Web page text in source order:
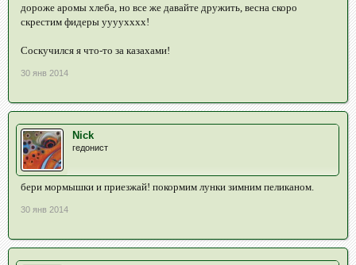
дороже аромы хлеба, но все же давайте дружить, весна скоро
скрестим фидеры уууухххх!
Соскучился я что-то за казахами!
30 янв 2014
Nick
гедонист
бери мормышки и приезжай! покормим лунки зимним пеликаном.
30 янв 2014